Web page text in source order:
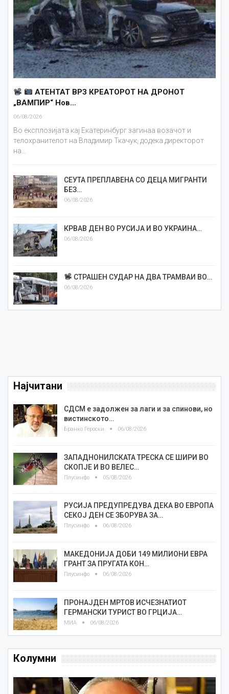
АТЕНТАТ ВРЗ КРЕАТОРОТ НА ДРОНОТ
„ВАМПИР“ Нов…
06/08/2026
Во експлозијата кај Екатеринбург загинаа возачот и
телохранителот на Владимир Ткачук, додека директорот
на…
СЕУТА ПРЕПЛАВЕНА СО ДЕЦА МИГРАНТИ
БЕЗ…
06/08/2026
КРВАВ ДЕН ВО РУСИЈА И ВО УКРАИНА…
06/08/2026
СТРАШЕН СУДАР НА ДВА ТРАМВАИ ВО…
06/08/2026
Најчитани
СДСМ е задолжен за лаги и за спинови, но
вистинското…
Бранко Героски 06/08/2026
ЗАПАДНОНИЛСКАТА ТРЕСКА СЕ ШИРИ ВО
СКОПЈЕ И ВО ВЕЛЕС…
Плусинфо 05/08/2026
РУСИЈА ПРЕДУПРЕДУВА ДЕКА ВО ЕВРОПА
СЕКОЈ ДЕН СЕ ЗБОРУВА ЗА…
Плусинфо 06/08/2026
МАКЕДОНИЈА ДОБИ 149 МИЛИОНИ ЕВРА
ГРАНТ ЗА ПРУГАТА КОН…
Плусинфо 06/08/2026
ПРОНАЈДЕН МРТОВ ИСЧЕЗНАТИОТ
ГЕРМАНСКИ ТУРИСТ ВО ГРЦИЈА…
МИА 06/08/2026
Колумни